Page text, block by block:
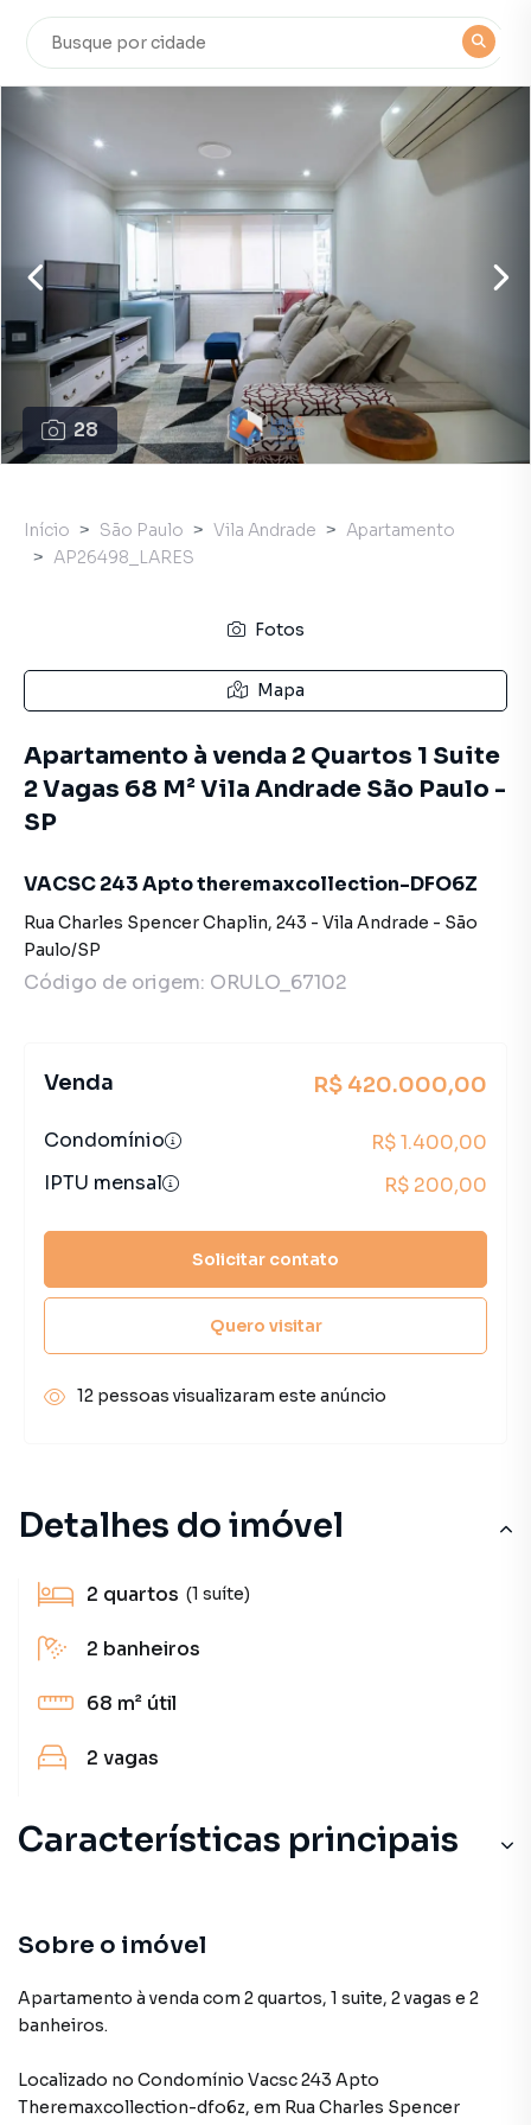
28
Detalhes do imóvel
2 quartos (1 suíte)
2 banheiros
68 m² útil
2 vagas
Características principais
Sobre o imóvel
Apartamento à venda com 2 quartos, 1 suite, 2 vagas e 2
banheiros.
Localizado no Condomínio Vacsc 243 Apto
Theremaxcollection-dfo6z, em Rua Charles Spencer
Início São Paulo Vila Andrade
Apartamento
AP26498_LARES
Fotos
Mapa
Apartamento à venda 2 Quartos 1 Suite
2 Vagas 68 M² Vila Andrade São Paulo -
SP
VACSC 243 Apto theremaxcollection-DFO6Z
Rua Charles Spencer Chaplin, 243 - Vila Andrade - São
Paulo/SP
Código de origem: ORULO_67102
Venda R$ 420.000,00
Condomínio
R$ 1.400,00
IPTU mensal
R$ 200,00
Solicitar contato
Quero visitar
12 pessoas visualizaram este anúncio